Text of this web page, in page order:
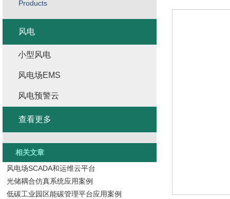
Products
风电
小型风电
风电场EMS
风电预警云
查看更多
相关文章
风电场SCADA和运维云平台
光储耦合仿真系统应用案例
低碳工业园区能碳管理平台应用案例